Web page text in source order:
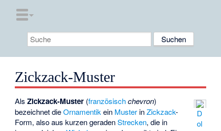
Zickzack-Muster
D
ol
AlsZickzack-Muster (französisch chevron)
bezeichnet dieOrnamentikein Muster inZickzack-
Form, also aus kurzen geradenStrecken, die in